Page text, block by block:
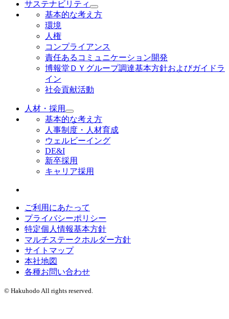
サステナビリティ
基本的な考え方
環境
人権
コンプライアンス
責任あるコミュニケーション開発
博報堂ＤＹグループ調達基本方針およびガイドラ
イン
社会貢献活動
人材・採用
基本的な考え方
人事制度・人材育成
ウェルビーイング
DE&I
新卒採用
キャリア採用
ご利用にあたって
プライバシーポリシー
特定個人情報基本方針
マルチステークホルダー方針
サイトマップ
本社地図
各種お問い合わせ
© Hakuhodo All rights reserved.